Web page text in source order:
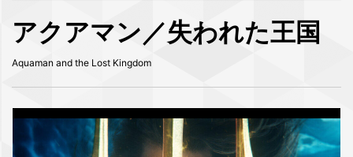
アクアマン／失われた王国
Aquaman and the Lost Kingdom